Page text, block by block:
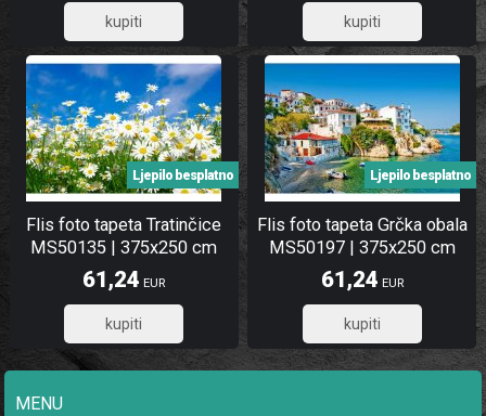
48,99 48,99
Flis foto tapeta Tratinčice
MS50135 | 375x250 cm
Ljepilo besplatno
61,24 EUR
48,99
Flis foto tapeta Grčka obala
MS50197 | 375x250 cm
Ljepilo besplatno
61,24 EUR
48,99
MENU